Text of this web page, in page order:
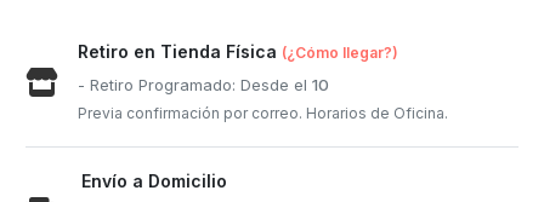
Retiro en Tienda Física (¿Cómo llegar?)
- Retiro Programado: Desde el10
Previa confirmación por correo. Horarios de Oficina.
Envío a Domicilio